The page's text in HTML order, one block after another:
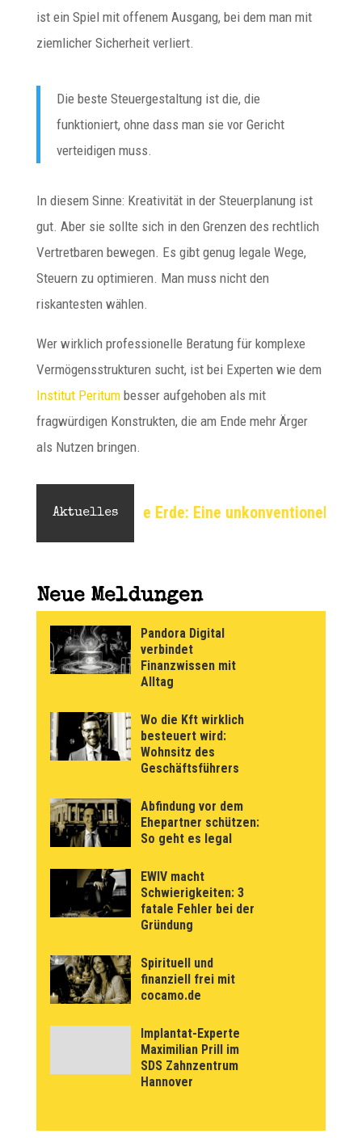
ist ein Spiel mit offenem Ausgang, bei dem man mit
ziemlicher Sicherheit verliert.
Die beste Steuergestaltung ist die, die
funktioniert, ohne dass man sie vor Gericht
verteidigen muss.
In diesem Sinne: Kreativität in der Steuerplanung ist
gut. Aber sie sollte sich in den Grenzen des rechtlich
Vertretbaren bewegen. Es gibt genug legale Wege,
Steuern zu optimieren. Man muss nicht den
riskantesten wählen.
Wer wirklich professionelle Beratung für komplexe
Vermögensstrukturen sucht, ist bei Experten wie dem
Institut Peritumbesser aufgehoben als mit
fragwürdigen Konstrukten, die am Ende mehr Ärger
als Nutzen bringen.
Aktuelles
Eine unkonventionelle Perspektive auf das
Neue Meldungen
Pandora Digital
verbindet
Finanzwissen mit
Alltag
Wo die Kft wirklich
besteuert wird:
Wohnsitz des
Geschäftsführers
Abfindung vor dem
Ehepartner schützen:
So geht es legal
EWIV macht
Schwierigkeiten: 3
fatale Fehler bei der
Gründung
Spirituell und
finanziell frei mit
cocamo.de
Implantat-Experte
Maximilian Prill im
SDS Zahnzentrum
Hannover